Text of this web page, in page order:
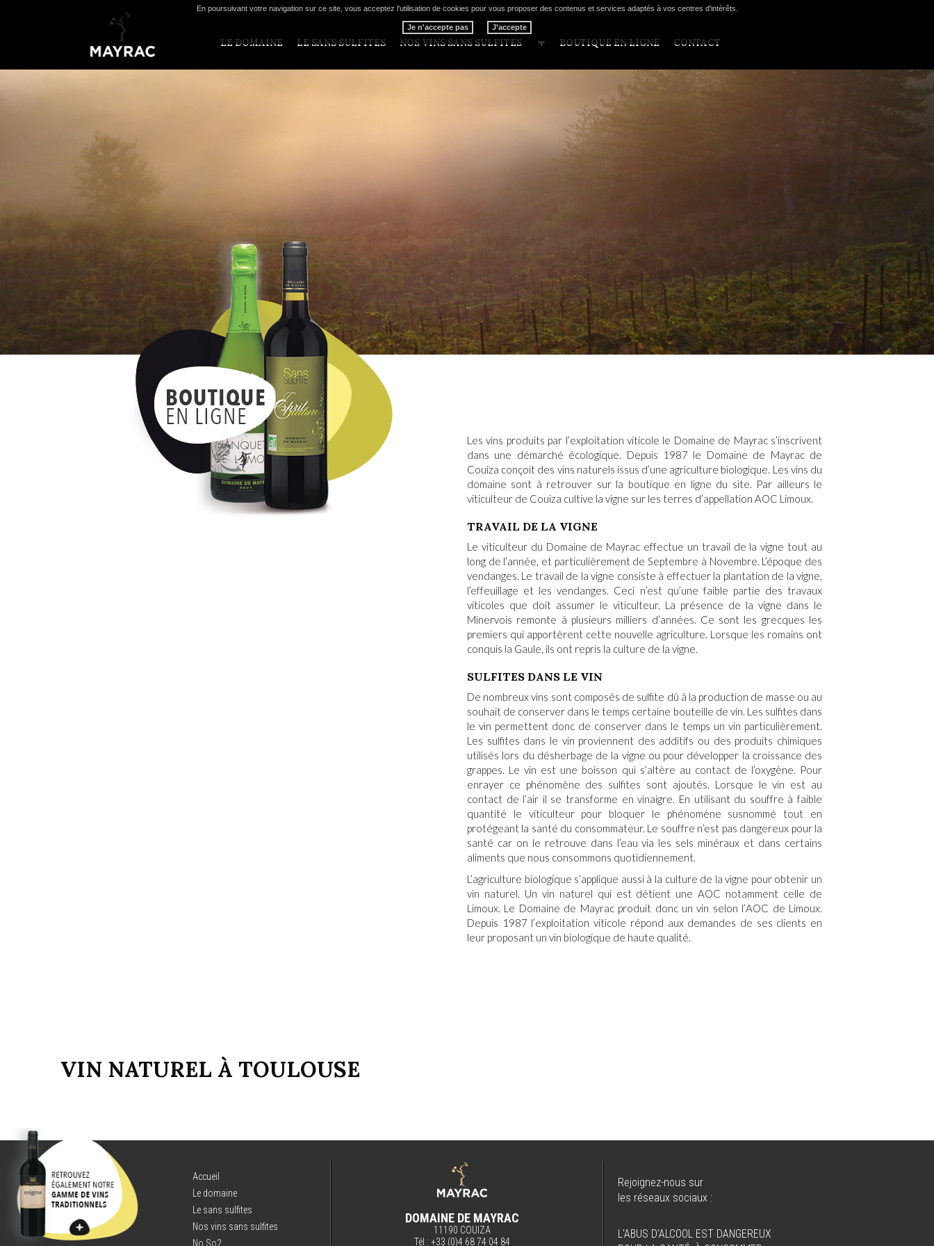
LE DOMAINE LE SANS SULFITES NOS VINS SANS SULFITES BOUTIQUE EN LIGNE CONTACT
Lesvins produits par l’exploitation viticole le Domaine de Mayracs’inscrivent
dans une démarché écologique. Depuis 1987 le Domaine de Mayrac de
Couiza conçoit des vins naturels issus d’une agriculture biologique. Les vins du
domaine sont à retrouver sur la boutique en ligne du site. Par ailleurs le
viticulteur de Couiza cultive la vigne sur les terres d’appellation AOC Limoux.
TRAVAIL DE LA VIGNE
Le viticulteur du Domaine de Mayrac effectue un travail de la vigne tout au
long de l’année, et particulièrement de Septembre à Novembre. L’époque des
vendanges. Le travail de la vigne consiste à effectuer la plantation de la vigne,
l’effeuillage et les vendanges. Ceci n’est qu’une faible partie des travaux
viticoles que doit assumer le viticulteur. La présence de la vigne dans le
Minervois remonte à plusieurs milliers d’années. Ce sont les grecques les
premiers qui apportèrent cette nouvelle agriculture. Lorsque les romains ont
conquis la Gaule, ils ont repris la culture de la vigne.
SULFITES DANS LE VIN
De nombreuxvins sont composés de sulfite dû à la production de masse ou au
souhait de conserver dans le temps certaine bouteille de vin. Les sulfites dans
le vin permettent donc de conserver dans le temps un vin particulièrement.
Les sulfites dans le vin proviennent des additifs ou des produits chimiques
utilisés lors du désherbage de la vigne ou pour développer la croissance des
grappes. Levin est une boisson qui s’altère au contact de l’oxygène. Pour
enrayer ce phénomène des sulfites sont ajoutés. Lorsque levin est au
contact de l’air il se transforme en vinaigre. En utilisant du souffre à faible
quantité le viticulteur pour bloquer le phénomène susnommé tout en
protégeant la santé du consommateur. Le souffre n’est pas dangereux pour la
santé car on le retrouve dans l’eau via les sels minéraux et dans certains
aliments que nous consommons quotidiennement.
L’agriculture biologique s’applique aussi à la culture de la vigne pour obtenir un
vin naturel. Un vin naturel qui est détient une AOC notamment celle de
Limoux. Le Domaine de Mayracproduit donc un vin selon l’AOC de Limoux.
Depuis 1987 l’exploitation viticole répond aux demandes de ses clients en
leur proposant un vin biologique de haute qualité.
VIN NATUREL À TOULOUSE
Accueil
Le domaine
Le sans sulfites
Nos vins sans sulfites
No So2
DOMAINE DE MAYRAC
11190 COUIZA
Tél : +33 (0)4 68 74 04 84
Rejoignez-nous sur
les réseaux sociaux :
L'ABUS D'ALCOOL EST DANGEREUX
En poursuivant votre navigation sur ce site, vous acceptez l'utilisation de cookies pour vous proposer des contenus et services adaptés à vos centres d'intérêts.
Je n'accepte pas